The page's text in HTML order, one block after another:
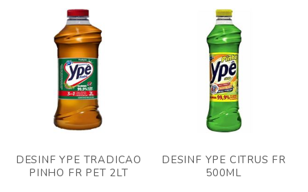
DESINF YPE TRADICAO
PINHO FR PET 2LT
DESINF YPE CITRUS FR
500ML